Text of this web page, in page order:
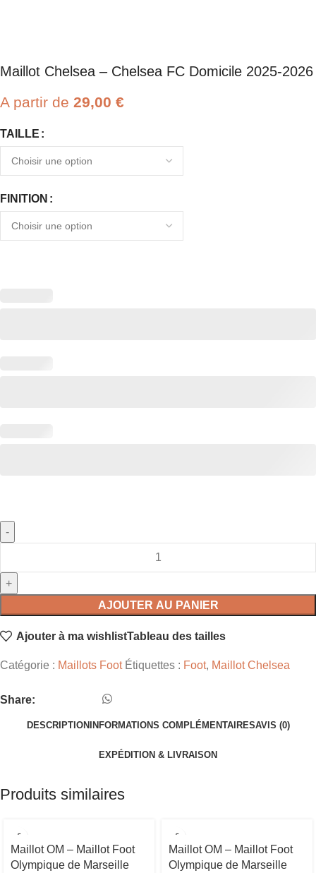
Maillot Chelsea – Chelsea FC Domicile 2025-2026
A partir de 29,00 €
TAILLE
FINITION
AJOUTER AU PANIER
Ajouter à ma wishlistTableau des tailles
Catégorie : Maillots Foot Étiquettes : Foot, Maillot Chelsea
Share:
DESCRIPTION INFORMATIONS COMPLÉMENTAIRESAVIS (0)
EXPÉDITION & LIVRAISON
Produits similaires
Maillot OM – Maillot Foot
Olympique de Marseille
Maillot OM – Maillot Foot
Olympique de Marseille